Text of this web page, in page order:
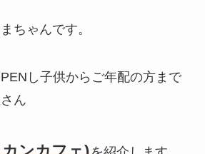
ちゃんです。
し子供からご年配の方まで
ん